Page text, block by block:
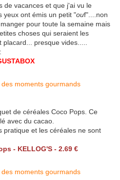
de vacances et que j'ai vu le
yeux ont émis un petit "ouf"....non
pour toute la semaine mais
choses qui seraient les
presque vides.....
de céréales Coco Pops. Ce
avec du cacao.
pratique et les céréales ne sont
- KELLOG'S - 2.69 €